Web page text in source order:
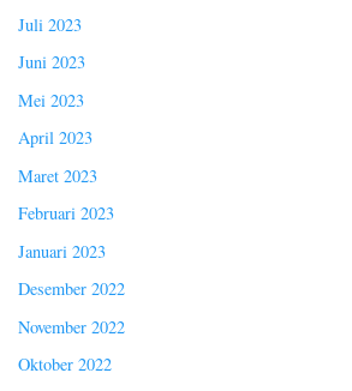
Juli 2023
Juni 2023
Mei 2023
April 2023
Maret 2023
Februari 2023
Januari 2023
Desember 2022
November 2022
Oktober 2022